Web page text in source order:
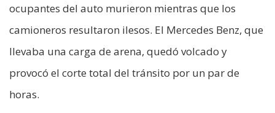
ocupantes del auto murieron mientras que los
camioneros resultaron ilesos. El Mercedes Benz, que
llevaba una carga de arena, quedó volcado y
provocó el corte total del tránsito por un par de
horas.